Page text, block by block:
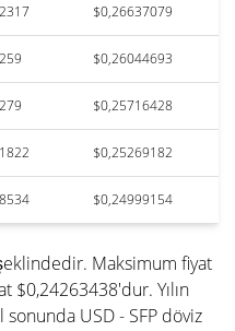
$0,26637079
$0,26044693
$0,25716428
$0,25269182
$0,24999154
Maksimum fiyat
$0,24263438'dur. Yılın
sonunda USD - SFP döviz